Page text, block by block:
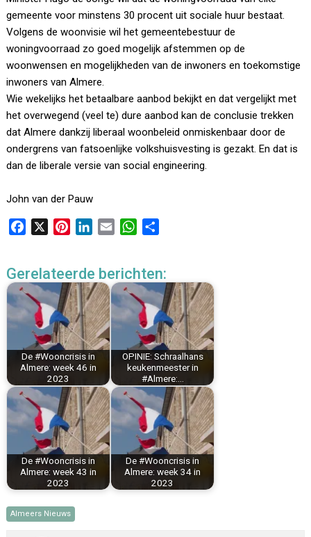
gemeente voor minstens 30 procent uit sociale huur bestaat.
Volgens de woonvisie wil het gemeentebestuur de
woningvoorraad zo goed mogelijk afstemmen op de
woonwensen en mogelijkheden van de inwoners en toekomstige
inwoners van Almere.
Wie wekelijks het betaalbare aanbod bekijkt en dat vergelijkt met
het overwegend (veel te) dure aanbod kan de conclusie trekken
dat Almere dankzij liberaal woonbeleid onmiskenbaar door de
ondergrens van fatsoenlijke volkshuisvesting is gezakt. En dat is
dan de liberale versie van social engineering.
John van der Pauw
e
b
o
o
k
t
e
r
e
s
t
k
e
d
I
n
i
l
W
t
s
A
p
p
e
n
Gerelateerde berichten:
De #Wooncrisis in
Almere: week 46 in
2023
OPINIE: Schraalhans
keukenmeester in
#Almere:…
De #Wooncrisis in
Almere: week 43 in
2023
De #Wooncrisis in
Almere: week 34 in
2023
Almeers Nieuws